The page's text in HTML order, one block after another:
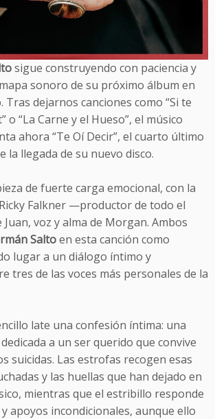
sigue construyendo con paciencia y
sonoro de su próximo álbum en
Tras dejarnos canciones como “Si te
o “La Carne y el Hueso”, el músico
ahora “Te Oí Decir”, el cuarto último
la llegada de su nuevo disco.
de fuerte carga emocional, con la
Falkner —productor de todo el
voz y alma de Morgan. Ambos
Saltoen esta canción como
lugar a un diálogo íntimo y
tres de las voces más personales de la
late una confesión íntima: una
a un ser querido que convive
suicidas. Las estrofas recogen esas
y las huellas que han dejado en
mientras que el estribillo responde
apoyos incondicionales, aunque ello